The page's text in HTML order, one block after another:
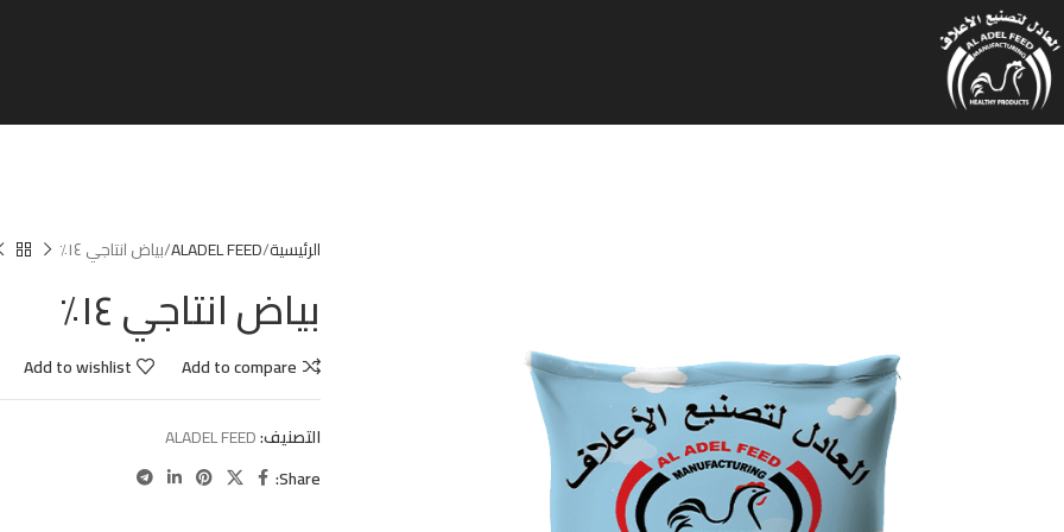
الرئيسية ALADEL FEED بياض انتاجي ١٤٪
بياض انتاجي ١٤٪
Add to compare
Add to wishlist
التصنيف:ALADEL FEED
Share: